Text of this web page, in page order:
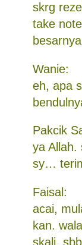
skrg
take
Wanie:
eh, apa
Pakcik
ya Allah.
sy…
Faisal:
acai,
kan.
skali.